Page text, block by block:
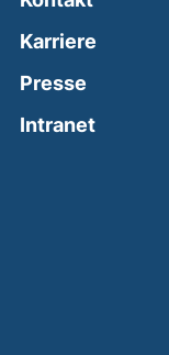
Karriere
Presse
Intranet